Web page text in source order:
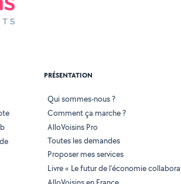
PRÉSENTATION
Qui sommes-nous ?
Comment ça marche ?
AlloVoisins Pro
Toutes les demandes
Proposer mes services
Livre « Le futur de l'économie